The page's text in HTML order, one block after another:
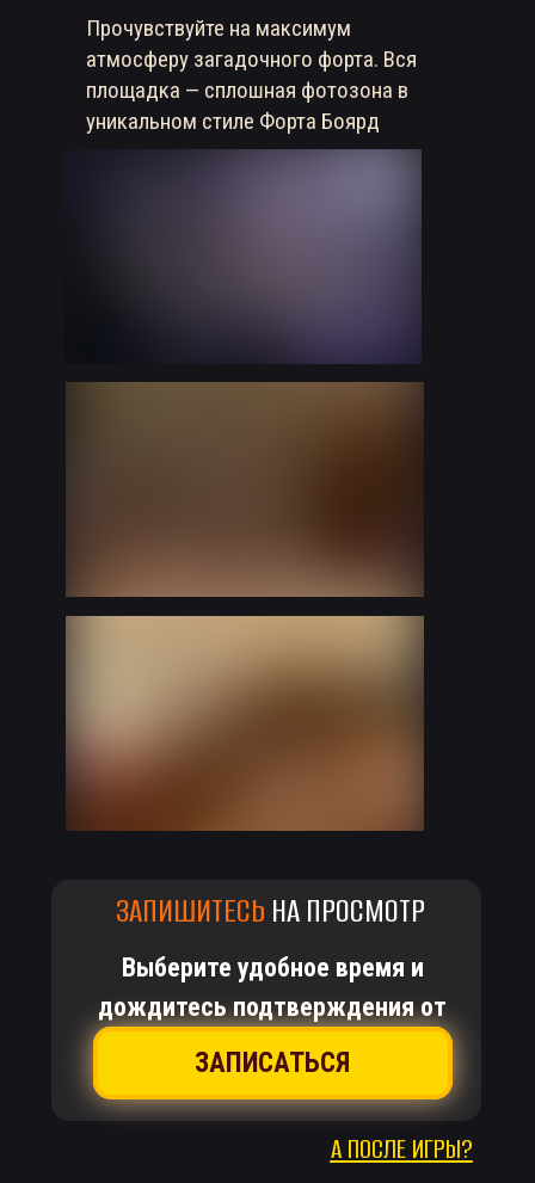
А ПОСЛЕИГРЫ?
ЗАПИСАТЬСЯ
Выберите удобное время и
дождитесь подтверждения от
менеджера
ЗАПИШИТЕСЬ НА ПРОСМОТР
Прочувствуйте на максимум
атмосферу загадочного форта. Вся
площадка — сплошная фотозона в
уникальном стиле Форта Боярд